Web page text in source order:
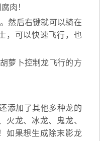
肉！
然后右键就可以骑在
，可以快速飞行，也
萝卜控制龙飞行的方
添加了其他多种龙的
火龙、冰龙、鬼龙、
如果想生成除末影龙